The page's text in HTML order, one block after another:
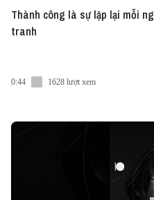
Thành công là sự lặp lại mỗi
tranh
0:44 1628 lượt xem